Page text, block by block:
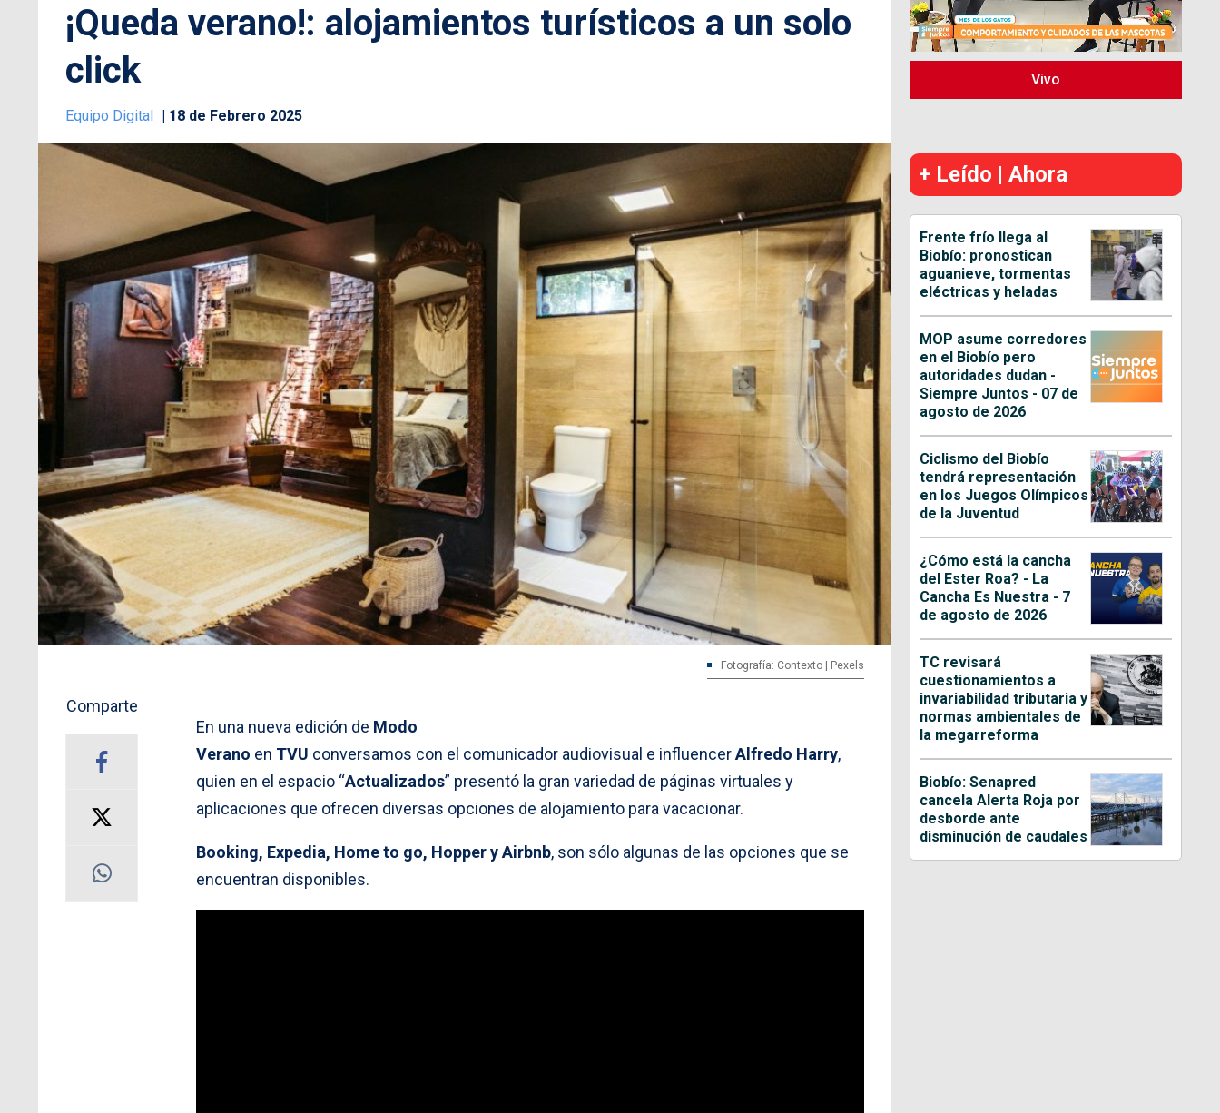
¡Queda verano!: alojamientos turísticos a un solo
click
Equipo Digital 18 de Febrero 2025
Fotografía: Contexto | Pexels
Comparte
En una nueva edición de Modo
Verano en TVU conversamos con el comunicador audiovisual e influencerAlfredo Harry,
quien en el espacio “Actualizados” presentó la gran variedad de páginas virtuales y
aplicaciones que ofrecen diversas opciones de alojamiento para vacacionar.
Booking, Expedia, Home to go, Hopper y Airbnb, son sólo algunas de las opciones que se
encuentran disponibles.
Vivo
+ Leído | Ahora
Frente frío llega al
Biobío: pronostican
aguanieve, tormentas
eléctricas y heladas
MOP asume corredores
en el Biobío pero
autoridades dudan -
Siempre Juntos - 07 de
agosto de 2026
Ciclismo del Biobío
tendrá representación
en los Juegos Olímpicos
de la Juventud
¿Cómo está la cancha
del Ester Roa? - La
Cancha Es Nuestra - 7
de agosto de 2026
TC revisará
cuestionamientos a
invariabilidad tributaria y
normas ambientales de
la megarreforma
Biobío: Senapred
cancela Alerta Roja por
desborde ante
disminución de caudales